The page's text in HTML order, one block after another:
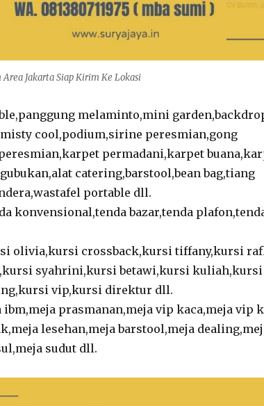
Jakarta Siap Kirim Ke Lokasi
melaminto,mini
cool,podium,sirine peresmian,gong
permadani,karpet
catering,barstool,bean bag,tiang
portable dll.
konvensional,tenda bazar,tenda
olivia,kursi crossback,kursi tiffany,kursi
syahrini,kursi betawi,kursi kuliah,kursi
vip,kursi direktur dll.
ibm,meja prasmanan,meja vip kaca,meja vip
lesehan,meja barstool,meja
sudut dll.